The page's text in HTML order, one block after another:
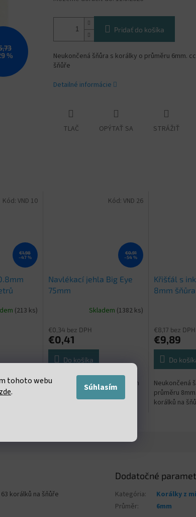
tohoto webu
zde. Súhlasím
%
Pridať do košíka
Neukončená šňůra s korálky o průměru 6mm.
šňůře
Detailné informácie
TLAČ OPÝTAŤ SA STRÁŽIŤ
€1,98
–47 %
(213 ks)
bílá /
Kód: VND 10
€0,91
–54 %
Navlékací jehla Big Eye
75mm
Skladem (1382 ks)
€0,34 bez DPH
€0,41
Do košíka
Navlékací jehla s velkým okem
Kód:VND 26
Křišťál s
8mm
€8,17 bez DPH
€9,89
Do
Neukončená
průměru
korálků na
korálků na šňůře
Dodatočné
Kategória:
Korálky z
Průměr: 6mm